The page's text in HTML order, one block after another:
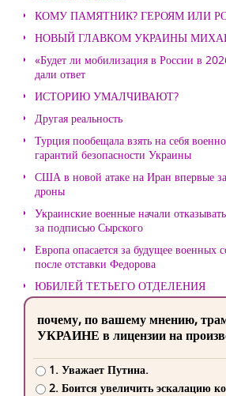
КОМУ ПАМЯТНИК? ГЕРОЯМ ИЛИ
НОВЫЙ ГЛАВКОМ УКРАИНЫ
«Будет ли мобилизация в России в
дали ответ
ИСТОРИЮ УМАЛЧИВАЮТ?
Другая реальность
Турция пообещала взять на себя
гарантий безопасности Украины
США в новой атаке на Иран впервые
дроны
Украинские военные начали
за подписью Сырского
Европа опасается за будущее военных
после отставки Федорова
ЮБИЛЕЙ ТЕТЬЕГО ОТДЕЛЕНИЯ
почему, по вашему мнению,
УКРАИНЕ в лицензии на
1. Уважает Путина.
2. Боится увеличить эскалацию